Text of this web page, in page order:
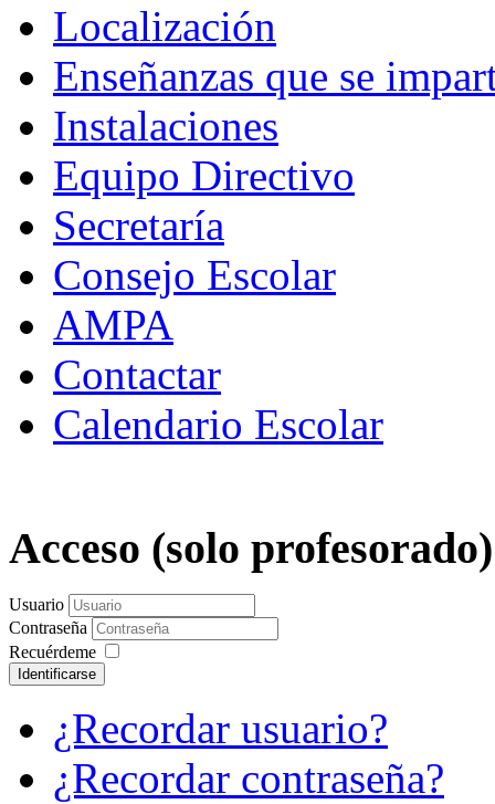
Localización
Enseñanzas que se
Instalaciones
Equipo Directivo
Secretaría
Consejo Escolar
AMPA
Contactar
Calendario Escolar
Acceso (solo
Usuario
Contraseña
Recuérdeme
Identificarse
¿Recordar usuario?
¿Recordar contraseña?